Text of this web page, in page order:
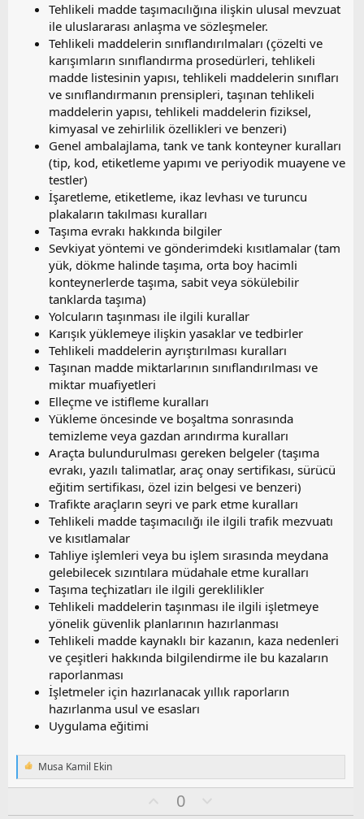
Tehlikeli madde taşımacılığına ilişkin ulusal mevzuat
ile uluslararası anlaşma ve sözleşmeler.
Tehlikeli maddelerin sınıflandırılmaları (çözelti ve
karışımların sınıflandırma prosedürleri, tehlikeli
madde listesinin yapısı, tehlikeli maddelerin sınıfları
ve sınıflandırmanın prensipleri, taşınan tehlikeli
maddelerin yapısı, tehlikeli maddelerin fiziksel,
kimyasal ve zehirlilik özellikleri ve benzeri)
Genel ambalajlama, tank ve tank konteyner kuralları
(tip, kod, etiketleme yapımı ve periyodik muayene ve
testler)
İşaretleme, etiketleme, ikaz levhası ve turuncu
plakaların takılması kuralları
Taşıma evrakı hakkında bilgiler
Sevkiyat yöntemi ve gönderimdeki kısıtlamalar (tam
yük, dökme halinde taşıma, orta boy hacimli
konteynerlerde taşıma, sabit veya sökülebilir
tanklarda taşıma)
Yolcuların taşınması ile ilgili kurallar
Karışık yüklemeye ilişkin yasaklar ve tedbirler
Tehlikeli maddelerin ayrıştırılması kuralları
Taşınan madde miktarlarının sınıflandırılması ve
miktar muafiyetleri
Elleçme ve istifleme kuralları
Yükleme öncesinde ve boşaltma sonrasında
temizleme veya gazdan arındırma kuralları
Araçta bulundurulması gereken belgeler (taşıma
evrakı, yazılı talimatlar, araç onay sertifikası, sürücü
eğitim sertifikası, özel izin belgesi ve benzeri)
Trafikte araçların seyri ve park etme kuralları
Tehlikeli madde taşımacılığı ile ilgili trafik mezvuatı
ve kısıtlamalar
Tahliye işlemleri veya bu işlem sırasında meydana
gelebilecek sızıntılara müdahale etme kuralları
Taşıma teçhizatları ile ilgili gereklilikler
Tehlikeli maddelerin taşınması ile ilgili işletmeye
yönelik güvenlik planlarının hazırlanması
Tehlikeli madde kaynaklı bir kazanın, kaza nedenleri
ve çeşitleri hakkında bilgilendirme ile bu kazaların
raporlanması
İşletmeler için hazırlanacak yıllık raporların
hazırlanma usul ve esasları
Uygulama eğitimi
T
e
Musa Kamil Ekin
0